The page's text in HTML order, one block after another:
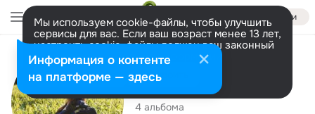
Войти
Мы используем cookie-файлы, чтобы улучшить
сервисы для вас. Если ваш возраст менее 13 лет,
настроить cookie-файлы должен ваш законный
представитель. Больше информации
Разрешить все Настроить
Исполнитель
Ceci Reis
4 альбома
Информация о контенте
на платформе — здесь